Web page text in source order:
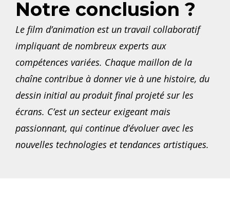
Notre conclusion ?
Le film d’animation est un travail collaboratif
impliquant de nombreux experts aux
compétences variées. Chaque maillon de la
chaîne contribue à donner vie à une histoire, du
dessin initial au produit final projeté sur les
écrans. C’est un secteur exigeant mais
passionnant, qui continue d’évoluer avec les
nouvelles technologies et tendances artistiques.